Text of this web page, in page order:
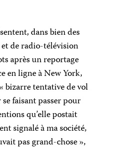
dans bien des
de radio-télévision
après un reportage
en ligne à New York,
bizarre tentative de vol
faisant passer pour
qu’elle postait
signalé à ma société,
pas grand-chose »,